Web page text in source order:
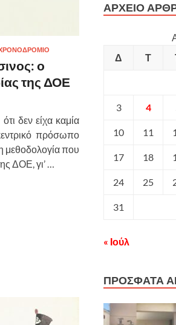
ο
της ΔΟΕ
δεν είχα καμία
πρόσωπο
μεθοδολογία που
ΔΟΕ, γι’ …
ΑΡΧΕΙΟ
Δ
Τ
3 4
10 11
17 18
24 25
31
« Ιούλ
ΠΡΟΣΦΑΤΑ